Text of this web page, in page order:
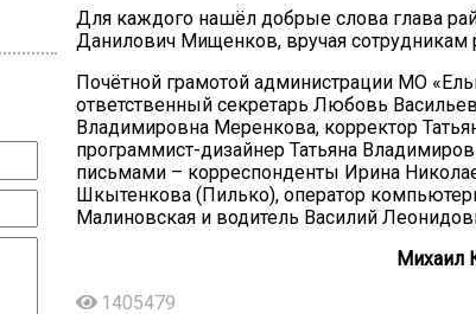
Для каждого нашёл добрые слова глава
Данилович Мищенков, вручая
Почётной грамотой администрации МО
ответственный секретарь Любовь
Владимировна Меренкова, корректор
программист-дизайнер Татьяна
письмами – корреспонденты Ирина
Шкытенкова (Пилько), оператор
Малиновская и водитель Василий
Михаил
1405479